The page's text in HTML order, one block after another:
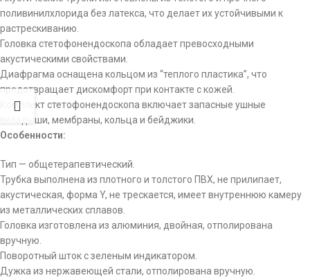
поливинилхлорида без латекса, что делает их устойчивыми к
растрескиванию.
Головка стетофонендоскопа обладает превосходными
акустическими свойствами.
Диафрагма оснащена кольцом из “теплого пластика”, что
предотвращает дискомфорт при контакте с кожей.
Комплект стетофонендоскопа включает запасные ушные
вкладыши, мембраны, кольца и бейджики.
Особенности:
Тип — общетерапевтический.
Трубка выполнена из плотного и толстого ПВХ, не прилипает,
акустическая, форма Y, не трескается, имеет внутреннюю камеру
из металлических сплавов.
Головка изготовлена из алюминия, двойная, отполирована
вручную.
Поворотный шток с зеленым индикатором.
Дужка из нержавеющей стали, отполирована вручную.